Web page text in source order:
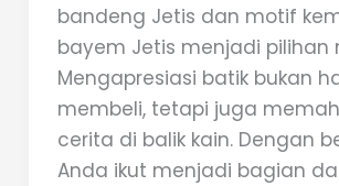
bandeng Jetis dan motif
bayem Jetis menjadi pilihan
Mengapresiasi batik bukan
membeli, tetapi juga
cerita di balik kain. Dengan
Anda ikut menjadi bagian